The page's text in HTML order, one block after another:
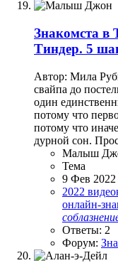
Знакомста в
Тиндер. 5
Автор: Мила
свайпа до
один
потому что
потому что
дурной сон.
Малыш
Тема
9 Фев 2022
2022
онлайн-
Ответы: 2
Форум: